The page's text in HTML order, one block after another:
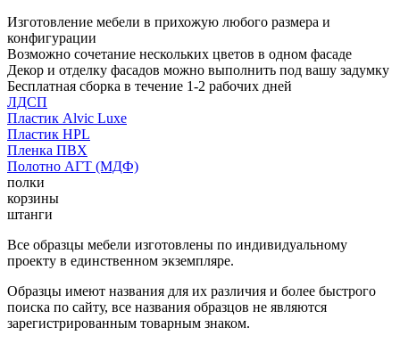
Изготовление мебели в прихожую любого размера и
конфигурации
Возможно сочетание нескольких цветов в одном фасаде
Декор и отделку фасадов можно выполнить под вашу задумку
Бесплатная сборка в течение 1-2 рабочих дней
ЛДСП
Пластик Alvic Luxe
Пластик HPL
Пленка ПВХ
Полотно АГТ (МДФ)
полки
корзины
штанги
Все образцы мебели изготовлены по индивидуальному
проекту в единственном экземпляре.
Образцы имеют названия для их различия и более быстрого
поиска по сайту, все названия образцов не являются
зарегистрированным товарным знаком.